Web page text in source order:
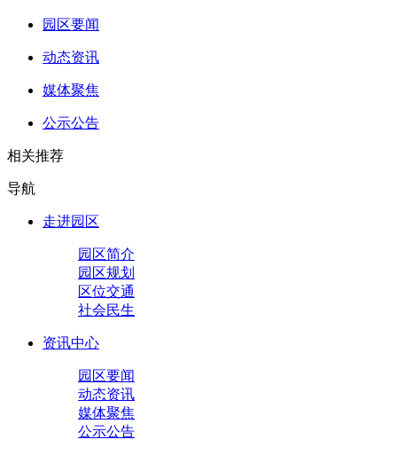
园区要闻
动态资讯
媒体聚焦
公示公告
相关推荐
导航
走进园区
园区简介
园区规划
区位交通
社会民生
资讯中心
园区要闻
动态资讯
媒体聚焦
公示公告